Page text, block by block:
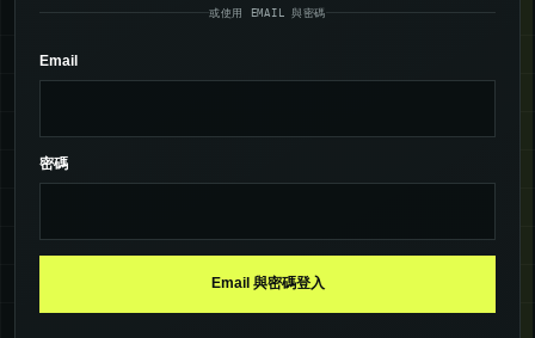
或使用 EMAIL 與密碼
Email
密碼
Email 與密碼登入